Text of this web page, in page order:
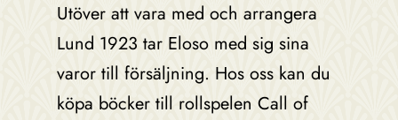
Utöver att vara med och arrangera
Lund 1923 tar Eloso med sig sina
varor till försäljning. Hos oss kan du
köpa böcker till rollspelen Call of